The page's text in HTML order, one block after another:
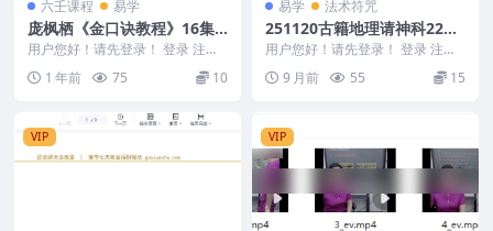
六壬课程 易学
庞枫栖《金口诀教程》16集
视频，共15小时课时Y
用户您好！请先登录！ 登录 注册
庞枫栖《金口诀教程》16集视频 2
50517 ...
1 年前 75 10
易学 法术符咒
251120古籍地理请神科22页
(彩印)Y
用户您好！请先登录！ 登录 注册
古籍地理请神科22页(彩印)Y 2511
20 9 月前 55 15
VIP VIP